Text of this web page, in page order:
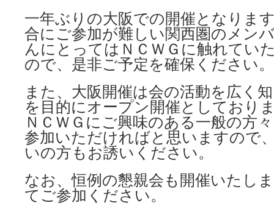
一年ぶりの大阪での開催となりま
合にご参加が難しい関西圏のメン
んにとってはＮＣＷＧに触れてい
ので、是非ご予定を確保ください。
また、大阪開催は会の活動を広く
を目的にオープン開催としており
ＮＣＷＧにご興味のある一般の方
参加いただければと思いますので
いの方もお誘いください。
なお、恒例の懇親会も開催いたし
てご参加ください。